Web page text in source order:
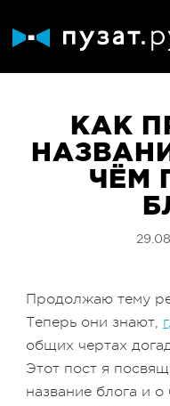
КАК
ЧЁМ
Продолжаю тему
Теперь они знают,
общих чертах
Этот пост я
название блога и